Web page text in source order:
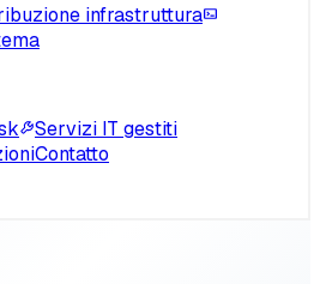
infrastruttura
Servizi IT gestiti
Contatto